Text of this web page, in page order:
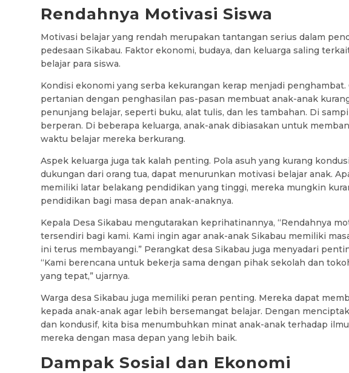
Rendahnya Motivasi Siswa
Motivasi belajar yang rendah merupakan tantangan serius dalam
pedesaan Sikabau. Faktor ekonomi, budaya, dan keluarga saling
belajar para siswa.
Kondisi ekonomi yang serba kekurangan kerap menjadi
pertanian dengan penghasilan pas-pasan membuat anak-anak
penunjang belajar, seperti buku, alat tulis, dan les tambahan. Di
berperan. Di beberapa keluarga, anak-anak dibiasakan untuk
waktu belajar mereka berkurang.
Aspek keluarga juga tak kalah penting. Pola asuh yang kurang
dukungan dari orang tua, dapat menurunkan motivasi belajar anak.
memiliki latar belakang pendidikan yang tinggi, mereka mungkin
pendidikan bagi masa depan anak-anaknya.
Kepala Desa Sikabau mengutarakan keprihatinannya, “Rendahnya
tersendiri bagi kami. Kami ingin agar anak-anak Sikabau memiliki
ini terus membayangi.” Perangkat desa Sikabau juga menyadari
“Kami berencana untuk bekerja sama dengan pihak sekolah dan
yang tepat,” ujarnya.
Warga desa Sikabau juga memiliki peran penting. Mereka dapat
kepada anak-anak agar lebih bersemangat belajar. Dengan
dan kondusif, kita bisa menumbuhkan minat anak-anak terhadap
mereka dengan masa depan yang lebih baik.
Dampak Sosial dan Ekonomi